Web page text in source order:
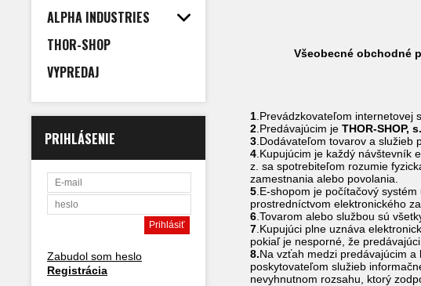
ALPHA INDUSTRIES
THOR-SHOP
VYPREDAJ
PRIHLÁSENIE
Zabudol som heslo
Registrácia
Všeobecné obchodné
1 .Prevádzkovateľom
2 .Predávajúcim je THOR-SHOP,
3 .Dodávateľom tovarov a
4 .Kupujúcim je každý návštevník
z. sa spotrebiteľom rozumie
zamestnania alebo povolania.
5 .E-shopom je počítačový
prostredníctvom elektronického
6 .Tovarom alebo službou sú
7 .Kupujúci plne uznáva
pokiaľ je nesporné, že
8.Na vzťah medzi predávajúcim
poskytovateľom služieb
nevyhnutnom rozsahu, ktorý